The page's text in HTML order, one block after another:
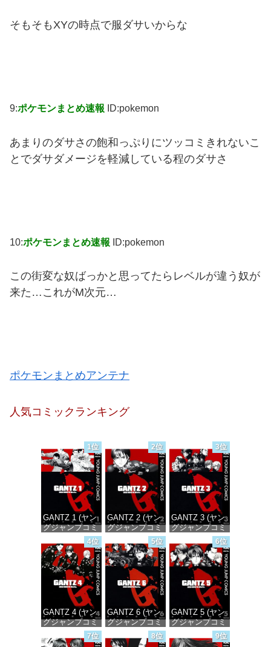
そもそもXYの時点で服ダサいからな
9:ポケモンまとめ速報 ID:pokemon
あまりのダサさの飽和っぷりにツッコミきれないこ
とでダサダメージを軽減している程のダサさ
10:ポケモンまとめ速報 ID:pokemon
この街変な奴ばっかと思ってたらレベルが違う奴が
来た…これがM次元…
ポケモンまとめアンテナ
人気コミックランキング
1位
GANTZ 1 (ヤン
グジャンプコミ
ックスDIGITAL)
価格：¥100
2位
GANTZ 2 (ヤン
グジャンプコミ
ックスDIGITAL)
価格：¥100
3位
GANTZ 3 (ヤン
グジャンプコミ
ックスDIGITAL)
価格：¥100
4位
GANTZ 4 (ヤン
グジャンプコミ
ックスDIGITAL)
5位
GANTZ 6 (ヤン
グジャンプコミ
ックスDIGITAL)
6位
GANTZ 5 (ヤン
グジャンプコミ
ックスDIGITAL)
7位 8位 9位